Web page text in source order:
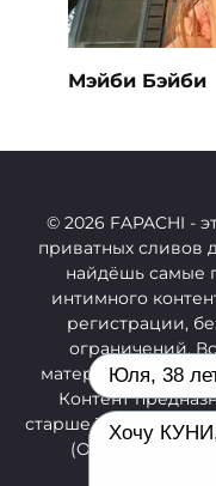
Мэйби Бэйби
© 2026 FAPACHI -
приватных сливов
найдёшь самые
интимного
регистрации,
ограничений.
материалы
Контент
старше 18 лет и
(OnlyFans,
Юля, 38
Хочу